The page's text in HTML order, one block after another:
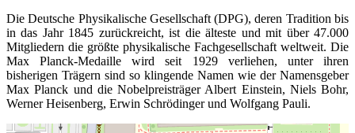
Die Deutsche Physikalische Gesellschaft (DPG), deren Tradition bis
in das Jahr 1845 zurückreicht, ist die älteste und mit über 47.000
Mitgliedern die größte physikalische Fachgesellschaft weltweit. Die
Max Planck-Medaille wird seit 1929 verliehen, unter ihren
bisherigen Trägern sind so klingende Namen wie der Namensgeber
Max Planck und die Nobelpreisträger Albert Einstein, Niels Bohr,
Werner Heisenberg, Erwin Schrödinger und Wolfgang Pauli.